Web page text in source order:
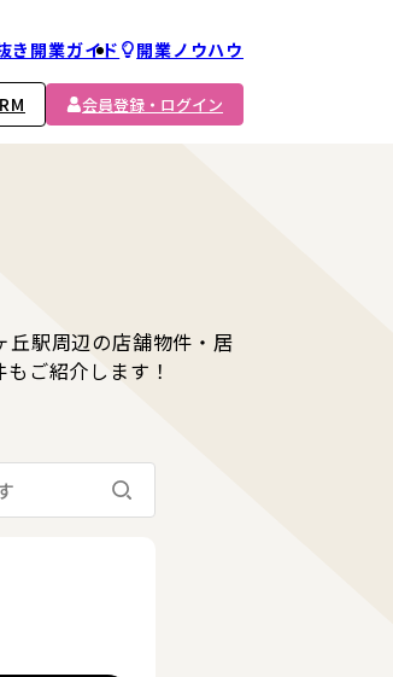
き開業ガイド 開業ノウハウ
会員登録・ログイン
丘駅周辺の店舗物件・居
ご紹介します！
検索する